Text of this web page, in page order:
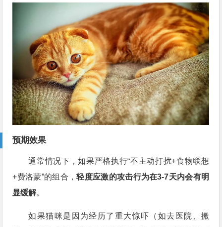
预期效果
通常情况下，如果严格执行“不主动打扰+食物联想
+费洛蒙”的组合，轻度应激的攻击行为在3-7天内会有明
显缓解。
如果猫咪是因为经历了重大惊吓（如去医院、搬